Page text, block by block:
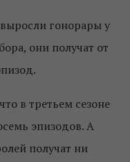
гонорары у
они получат от
в третьем сезоне
эпизодов. А
получат ни